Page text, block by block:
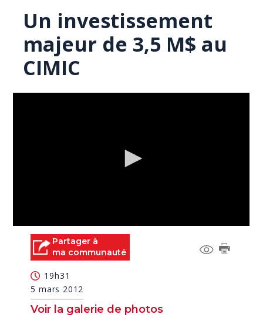
Un investissement
majeur de 3,5 M$ au
CIMIC
seconds Partager à
ma communauté
19h31
5 mars 2012
Voir la galerie de photos